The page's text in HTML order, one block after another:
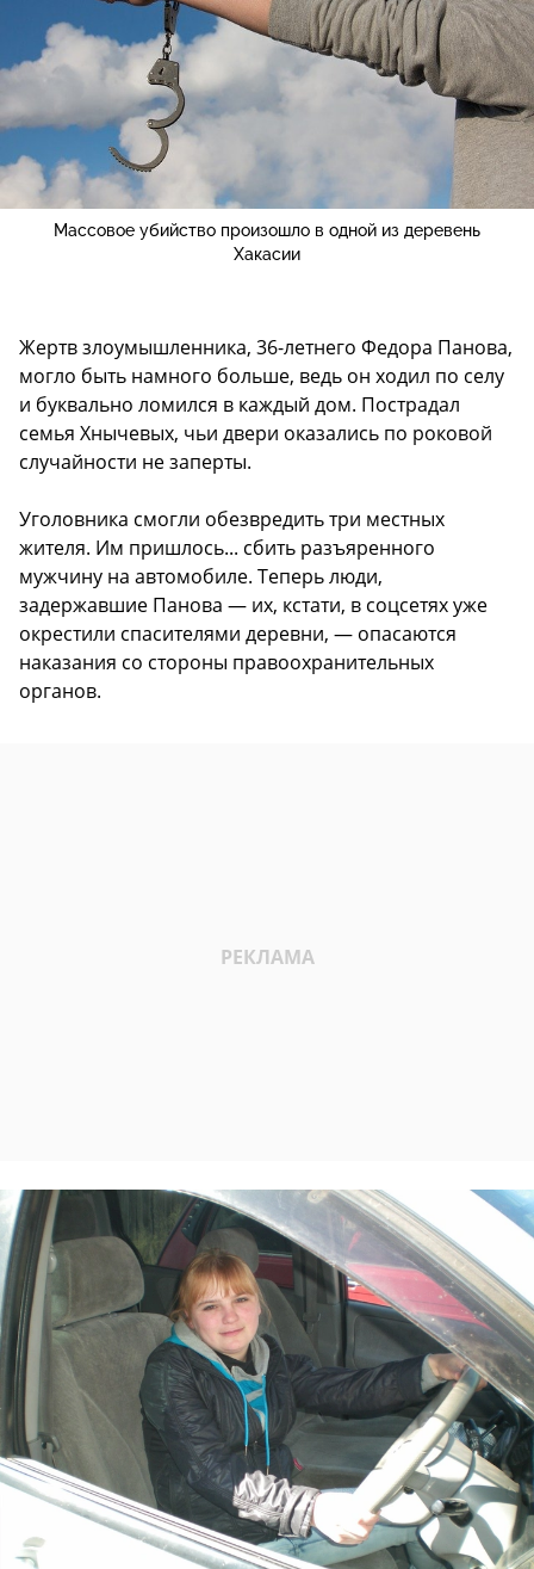
Массовое убийство произошло в одной из деревень
Хакасии
Жертв злоумышленника, 36-летнего Федора Панова,
могло быть намного больше, ведь он ходил по селу
и буквально ломился в каждый дом. Пострадал
семья Хнычевых, чьи двери оказались по роковой
случайности не заперты.
Уголовника смогли обезвредить три местных
жителя. Им пришлось... сбить разъяренного
мужчину на автомобиле. Теперь люди,
задержавшие Панова — их, кстати, в соцсетях уже
окрестили спасителями деревни, — опасаются
наказания со стороны правоохранительных
органов.